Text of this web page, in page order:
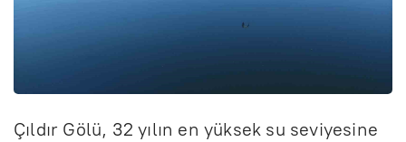
Çıldır Gölü, 32 yılın en yüksek su seviyesine